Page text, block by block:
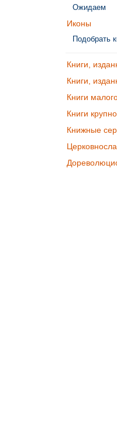
Ожидаем
Иконы
Подобрать
Книги,
Книги,
Книги
Книги
Книжные